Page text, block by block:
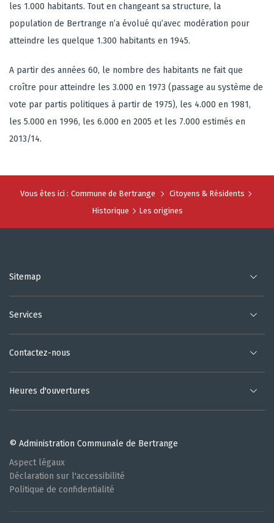
les 1.000 habitants. Tout en changeant sa structure, la
population de Bertrange n’a évolué qu’avec modération pour
atteindre les quelque 1.300 habitants en 1945.
A partir des années 60, le nombre des habitants ne fait que
croître pour atteindre les 3.000 en 1973 (passage au système de
vote par partis politiques à partir de 1975), les 4.000 en 1981,
les 5.000 en 1996, les 6.000 en 2005 et les 7.000 estimés en
2013/14.
Vous êtes ici : Commune de Bertrange
Citoyens & Résidents
Historique
Les origines
Sitemap
Services
Contactez-nous
Heures d'ouvertures
© Administration Communale de Bertrange
Aspect légaux
Déclaration sur l'accessibilité
Politique de confidentialité